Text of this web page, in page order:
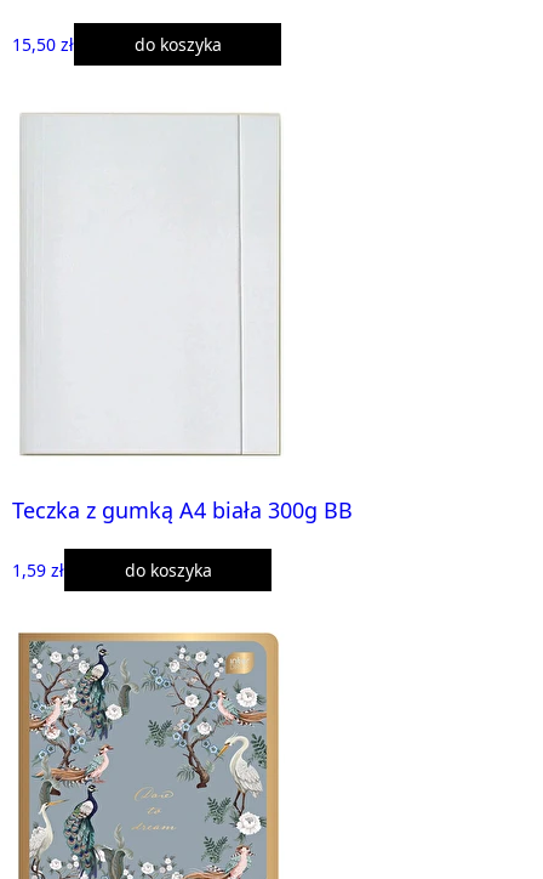
15,50 zł do koszyka
Teczka z gumką A4 biała 300g BB
1,59 zł do koszyka